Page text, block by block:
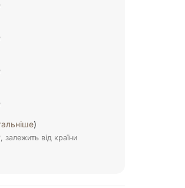
)
, залежить від країни